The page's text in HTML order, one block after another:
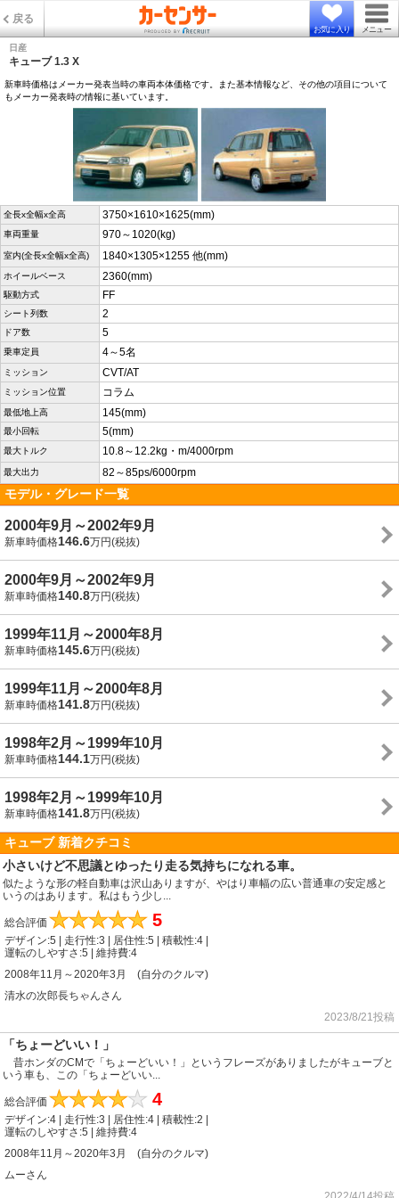
戻る
お気に入り メニュー
日産
キューブ 1.3 X
新車時価格はメーカー発表当時の車両本体価格です。また基本情報など、その他の項目について
もメーカー発表時の情報に基いています。
全長x全幅x全高 3750×1610×1625(mm)
車両重量 970～1020(kg)
室内(全長x全幅x全高) 1840×1305×1255 他(mm)
ホイールベース 2360(mm)
駆動方式 FF
シート列数 2
ドア数 5
乗車定員 4～5名
ミッション CVT/AT
ミッション位置 コラム
最低地上高 145(mm)
最小回転 5(mm)
最大トルク 10.8～12.2kg・m/4000rpm
最大出力 82～85ps/6000rpm
モデル・グレード一覧
2000年9月～2002年9月
新車時価格146.6万円(税抜)
2000年9月～2002年9月
新車時価格140.8万円(税抜)
1999年11月～2000年8月
新車時価格145.6万円(税抜)
1999年11月～2000年8月
新車時価格141.8万円(税抜)
1998年2月～1999年10月
新車時価格144.1万円(税抜)
1998年2月～1999年10月
新車時価格141.8万円(税抜)
キューブ 新着クチコミ
小さいけど不思議とゆったり走る気持ちになれる車。
似たような形の軽自動車は沢山ありますが、やはり車幅の広い普通車の安定感と
いうのはあります。私はもう少し...
総合評価 ★★★★★ 5
デザイン:5 | 走行性:3 | 居住性:5 | 積載性:4 |
運転のしやすさ:5 | 維持費:4
2008年11月～2020年3月 (自分のクルマ)
清水の次郎長ちゃんさん
2023/8/21投稿
「ちょーどいい！」
昔ホンダのCMで「ちょーどいい！」というフレーズがありましたがキューブと
いう車も、この「ちょーどいい...
総合評価 ★★★★★ 4
デザイン:4 | 走行性:3 | 居住性:4 | 積載性:2 |
運転のしやすさ:5 | 維持費:4
2008年11月～2020年3月 (自分のクルマ)
ムーさん